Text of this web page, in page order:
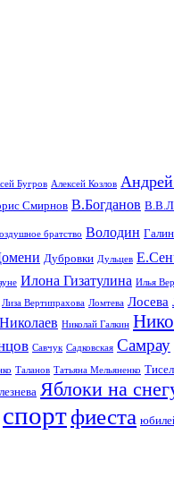
Бугров Алексей Козлов
Смирнов В.Богданов
братство Володин
Дубровки Дульцев
Илона Гизатулина Илья
Лиза Вертипрахова Ломтева Лосева
Николаев Николай Галкин
Савчук Садковская Самрау
Таланов Татьяна Мельяненко
Яблоки на
спортфиеста